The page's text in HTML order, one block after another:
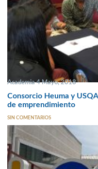
Academia 4 Mayo, 2018
Consorcio Heuma y
de emprendimiento
SIN COMENTARIOS